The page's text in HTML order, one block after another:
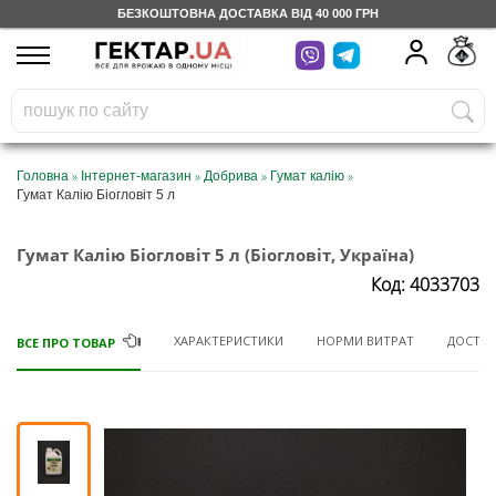
БЕЗКОШТОВНА ДОСТАВКА ВІД 40 000 ГРН
UA
На вашому
бонусному рахунку
грн
Безкоштовно по Україні
Категорії
Щоденник
Відгуки
Головна » Інтернет-магазин » Добрива » Гумат калію »
Гумат Калію Біогловіт 5 л
Гумат Калію Біогловіт 5 л (Біогловіт, Україна)
Код: 4033703
ВСЕ ПРО ТОВАР ХАРАКТЕРИСТИКИ НОРМИ ВИТРАТ